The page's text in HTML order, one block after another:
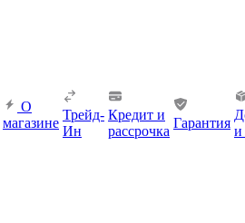
О
магазине
Трейд-
Ин
Кредит и
рассрочка
Гарантия
и